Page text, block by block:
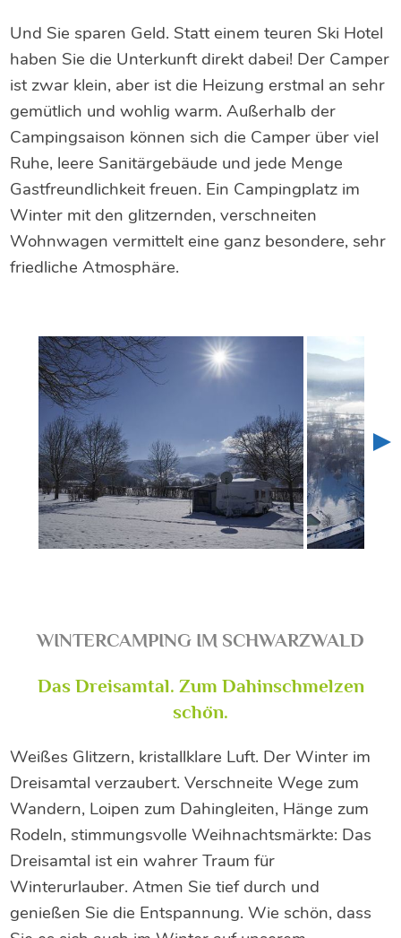
Und Sie sparen Geld. Statt einem teuren Ski Hotel
haben Sie die Unterkunft direkt dabei! Der Camper
ist zwar klein, aber ist die Heizung erstmal an sehr
gemütlich und wohlig warm. Außerhalb der
Campingsaison können sich die Camper über viel
Ruhe, leere Sanitärgebäude und jede Menge
Gastfreundlichkeit freuen. Ein Campingplatz im
Winter mit den glitzernden, verschneiten
Wohnwagen vermittelt eine ganz besondere, sehr
friedliche Atmosphäre.
WINTERCAMPING IM SCHWARZWALD
Das Dreisamtal. Zum Dahinschmelzen
schön.
Weißes Glitzern, kristallklare Luft. Der Winter im
Dreisamtal verzaubert. Verschneite Wege zum
Wandern, Loipen zum Dahingleiten, Hänge zum
Rodeln, stimmungsvolle Weihnachtsmärkte: Das
Dreisamtal ist ein wahrer Traum für
Winterurlauber. Atmen Sie tief durch und
genießen Sie die Entspannung. Wie schön, dass